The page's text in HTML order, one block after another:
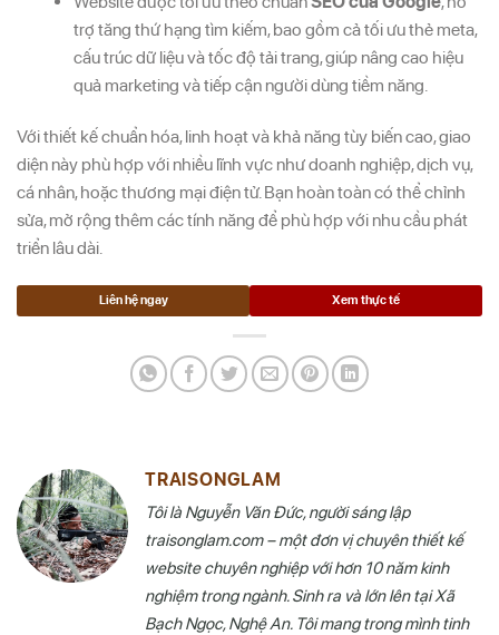
trợ tăng thứ hạng tìm kiếm, bao gồm cả tối ưu thẻ meta,
cấu trúc dữ liệu và tốc độ tải trang, giúp nâng cao hiệu
quả marketing và tiếp cận người dùng tiềm năng.
Với thiết kế chuẩn hóa, linh hoạt và khả năng tùy biến cao, giao
diện này phù hợp với nhiều lĩnh vực như doanh nghiệp, dịch vụ,
cá nhân, hoặc thương mại điện tử. Bạn hoàn toàn có thể chỉnh
sửa, mở rộng thêm các tính năng để phù hợp với nhu cầu phát
triển lâu dài.
Liên hệ ngay Xem thực tế
TRAISONGLAM
Tôi là Nguyễn Văn Đức, người sáng lập
traisonglam.com – một đơn vị chuyên thiết kế
website chuyên nghiệp với hơn 10 năm kinh
nghiệm trong ngành. Sinh ra và lớn lên tại Xã
Bạch Ngọc, Nghệ An. Tôi mang trong mình tinh